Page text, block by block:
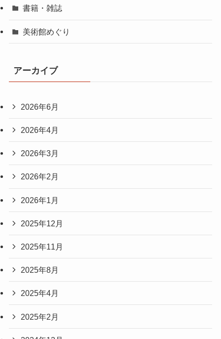
書籍・雑誌
美術館めぐり
アーカイブ
2026年6月
2026年4月
2026年3月
2026年2月
2026年1月
2025年12月
2025年11月
2025年8月
2025年4月
2025年2月